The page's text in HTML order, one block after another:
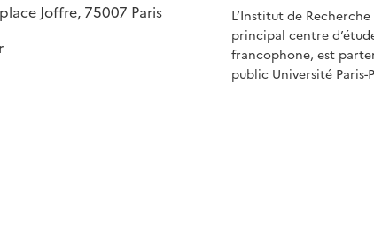
Joffre, 75007 Paris
L’Institut de
principal centre
francophone, est
public Université Paris-